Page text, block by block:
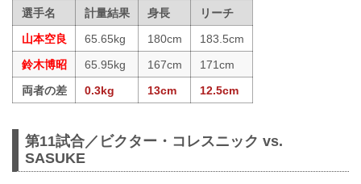
選手名 計量結果 身長
リーチ
山本空良
65.65kg 180cm
183.5cm
鈴木博昭
65.95kg 167cm
171cm
両者の差
0.3kg 13cm 12.5cm
第11試合／ビクター・コレスニック vs.
SASUKE